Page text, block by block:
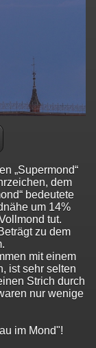
„Supermond“
dem
bedeutete
um 14%
tut.
zu dem
mit einem
ist sehr selten
Strich durch
nur wenige
im Mond"!